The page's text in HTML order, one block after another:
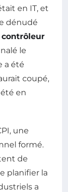
en IT, et
dénudé
contrôleur
le
a été
coupé,
en
une
formé.
de
planifier la
a